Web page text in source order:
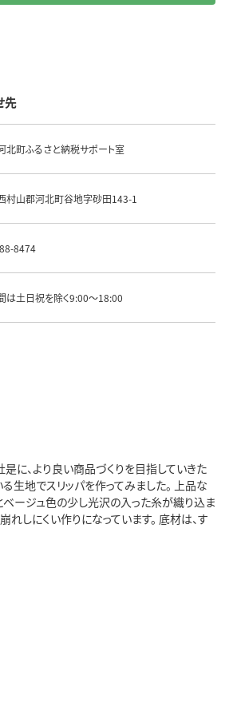
先
北町ふるさと納税サポート室
村山郡河北町谷地字砂田143-1
8474
は土日祝を除く9:00～18:00
に、より良い商品づくりを目指していきた
生地でスリッパを作ってみました。 上品な
ベージュ色の少し光沢の入った糸が織り込ま
しにくい作りになっています。 底材は、す